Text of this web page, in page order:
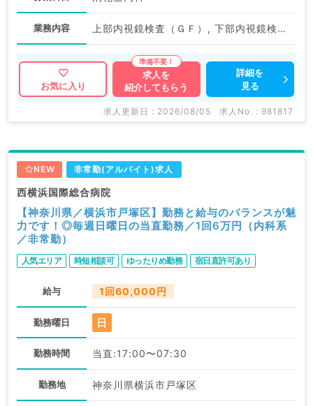
業務内容 上部内視鏡検査（ＧＦ）, 下部内視鏡検査（ＣＦ）
お気に入り
求人を
紹介してもらう
詳細を
見る
求人更新日 : 2026/08/05 求人No. : 981817
NEW 非常勤(アルバイト)求人
西横浜国際総合病院
【神奈川県／横浜市戸塚区】勤務と給与のバランスが魅
力です！◎毎週日曜日の当直勤務／1回6万円（内科系
／非常勤）
人気エリア 時短相談可 ゆったりめ勤務 宿日直許可あり
給与 1回60,000円
勤務曜日 日
勤務時間 当直:17:00〜07:30
勤務地 神奈川県横浜市戸塚区